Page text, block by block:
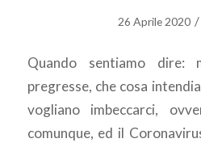
26 Aprile 2020 /
Quando sentiamo dire:
pregresse, che cosa
vogliano imbeccarci,
comunque, ed il